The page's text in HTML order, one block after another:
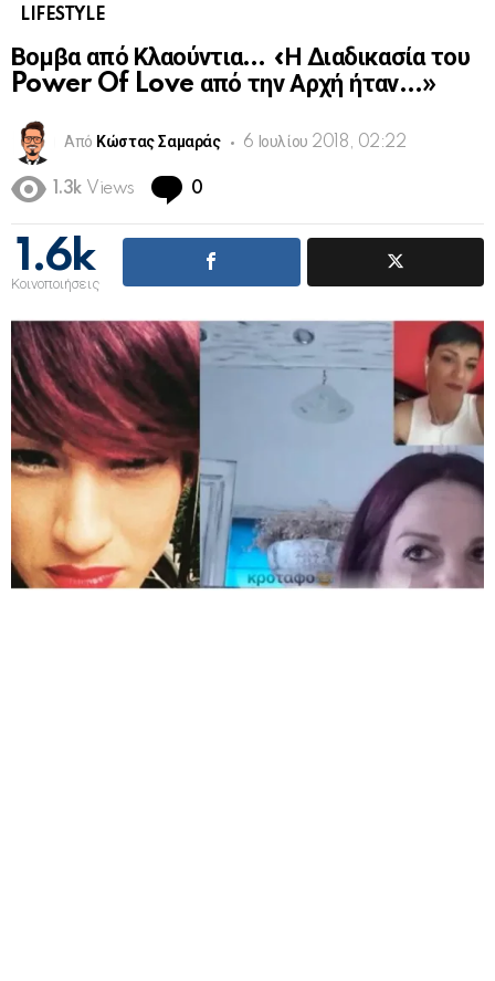
LIFESTYLE
Βομβα από Κλαούντια… «Η Διαδικασία του
Power Of Love από την Αρχή ήταν…»
Από Κώστας Σαμαράς 6 Ιουλίου 2018, 02:22
1.3k Views 0
1.6k
Κοινοποιήσεις